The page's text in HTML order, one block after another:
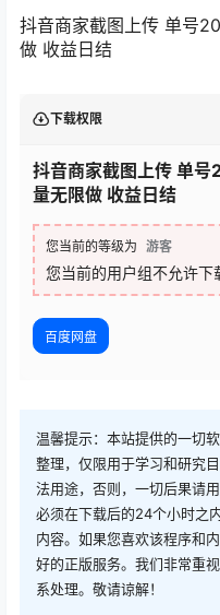
抖音商家截图上传 单号
做 收益日结
下载权限
抖音商家截图上传 单
量无限做 收益日结
您当前的等级为 游客
您当前的用户组不允许下
百度网盘
温馨提示：本站提供的一切
整理，仅限用于学习和研究
法用途，否则，一切后果请
必须在下载后的24个小时之
内容。如果您喜欢该程序和
好的正版服务。我们非常重
系处理。敬请谅解！